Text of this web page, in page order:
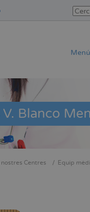
V. Blanco
nostres Centres Equip